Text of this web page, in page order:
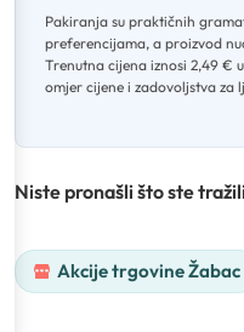
Pakiranja su praktičnih
preferencijama, a proizvod
Trenutna cijena iznosi 2,49 €
omjer cijene i zadovoljstva
Niste pronašli što ste
Akcije trgovine Žabac